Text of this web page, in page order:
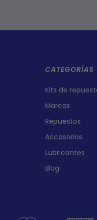
CATEGORÍAS
Kits de
Marcas
Repuestos
Accesorios
Lubricantes
Blog